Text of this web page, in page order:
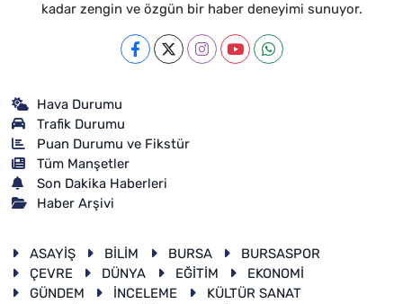
kadar zengin ve özgün bir haber deneyimi sunuyor.
Hava Durumu
Trafik Durumu
Puan Durumu ve Fikstür
Tüm Manşetler
Son Dakika Haberleri
Haber Arşivi
ASAYİŞ BİLİM BURSA
BURSASPOR
ÇEVRE
DÜNYA EĞİTİM
EKONOMİ
GÜNDEM
İNCELEME
KÜLTÜR SANAT